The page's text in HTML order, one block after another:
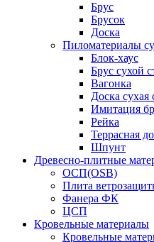
Брус
Брусок
Доска
Пиломатериалы
Блок-хаус
Брус сухой
Вагонка
Доска сухая
Имитация
Рейка
Террасная
Шпунт
Древесно-плитные
ОСП(OSB)
Плита
Фанера ФК
ЦСП
Кровельные материалы
Кровельные